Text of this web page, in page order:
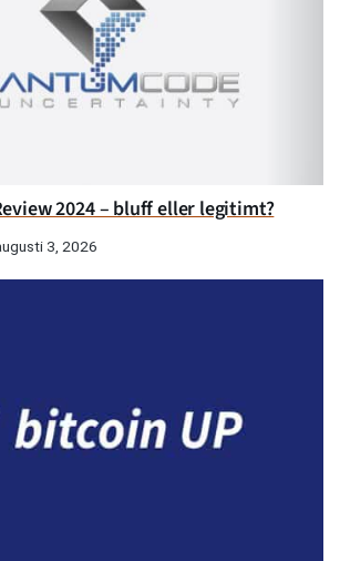
2024 – bluff eller legitimt?
3, 2026